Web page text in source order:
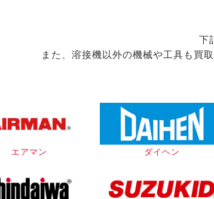
下
また、溶接機以外の機械や工具も買
エアマン ダイヘン